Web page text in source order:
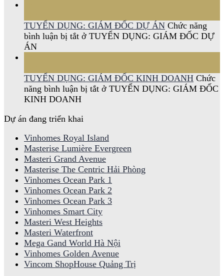
TUYỂN DỤNG: GIÁM ĐỐC DỰ ÁN Chức năng
bình luận bị tắt ở TUYỂN DỤNG: GIÁM ĐỐC DỰ
ÁN
TUYỂN DỤNG: GIÁM ĐỐC KINH DOANH Chức
năng bình luận bị tắt ở TUYỂN DỤNG: GIÁM ĐỐC
KINH DOANH
Dự án đang triển khai
Vinhomes Royal Island
Masterise Lumière Evergreen
Masteri Grand Avenue
Masterise The Centric Hải Phòng
Vinhomes Ocean Park 1
Vinhomes Ocean Park 2
Vinhomes Ocean Park 3
Vinhomes Smart City
Masteri West Heights
Masteri Waterfront
Mega Gand World Hà Nội
Vinhomes Golden Avenue
Vincom ShopHouse Quảng Trị